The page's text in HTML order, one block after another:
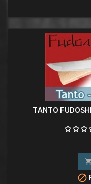
TANTO

